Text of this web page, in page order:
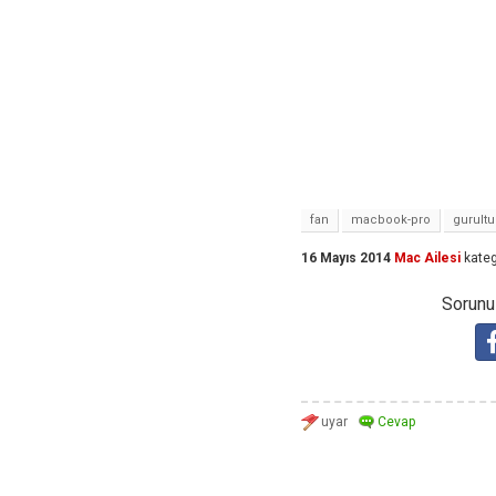
fan macbook-pro gurultu
16 Mayıs 2014 Mac Ailesi